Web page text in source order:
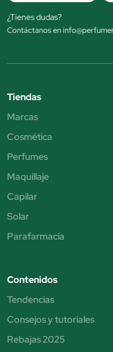
¿Tienes dudas?
Contáctanos en
Tiendas
Marcas
Cosmética
Perfumes
Maquillaje
Capilar
Solar
Parafarmacia
Contenidos
Tendencias
Consejos y tutoriales
Rebajas 2025